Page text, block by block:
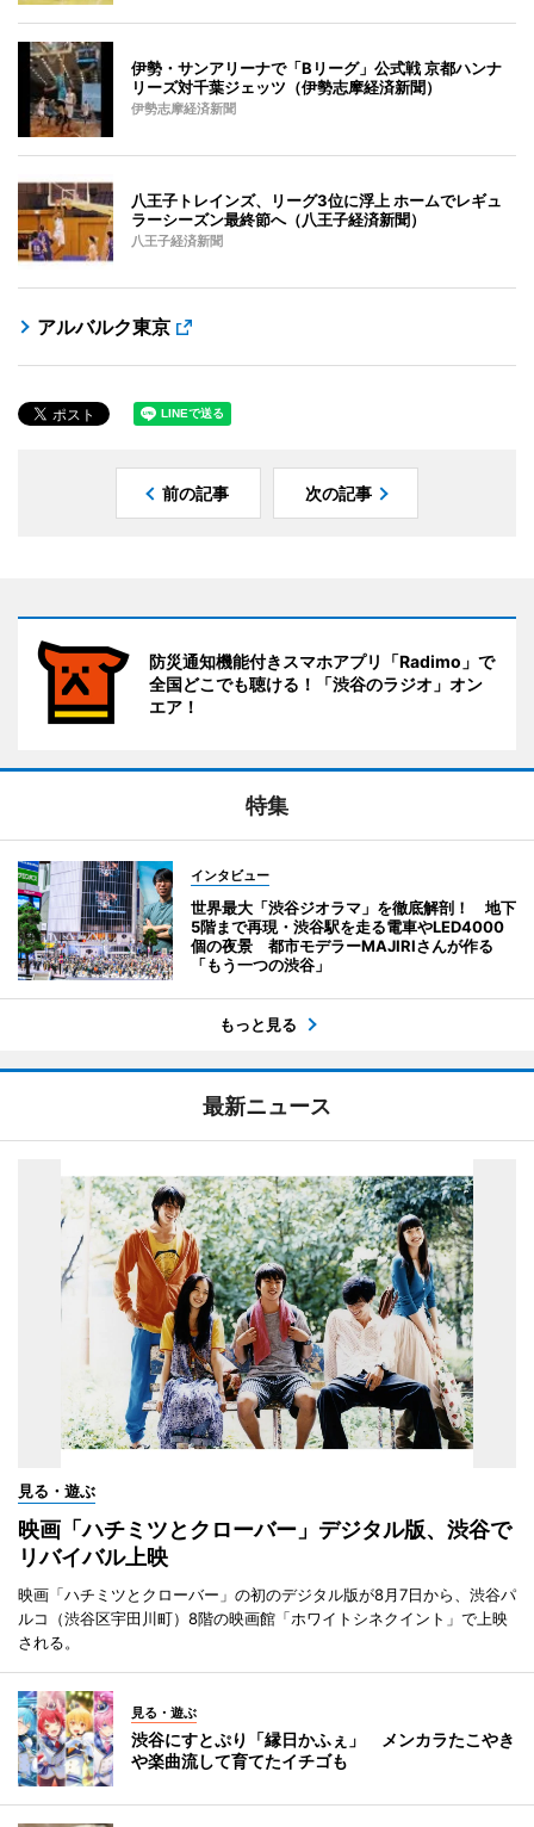
伊勢・サンアリーナで「Bリーグ」公式戦 京都ハンナ
リーズ対千葉ジェッツ（伊勢志摩経済新聞）
伊勢志摩経済新聞
八王子トレインズ、リーグ3位に浮上 ホームでレギュ
ラーシーズン最終節へ（八王子経済新聞）
八王子経済新聞
アルバルク東京
前の記事 次の記事
防災通知機能付きスマホアプリ「Radimo」で
全国どこでも聴ける！「渋谷のラジオ」オン
エア！
特集
インタビュー
世界最大「渋谷ジオラマ」を徹底解剖！ 地下
5階まで再現・渋谷駅を走る電車やLED4000
個の夜景 都市モデラーMAJIRIさんが作る
「もう一つの渋谷」
もっと見る
最新ニュース
見る・遊ぶ
映画「ハチミツとクローバー」デジタル版、渋谷で
リバイバル上映
映画「ハチミツとクローバー」の初のデジタル版が8月7日から、渋谷パ
ルコ（渋谷区宇田川町）8階の映画館「ホワイトシネクイント」で上映
される。
見る・遊ぶ
渋谷にすとぷり「縁日かふぇ」 メンカラたこやき
や楽曲流して育てたイチゴも